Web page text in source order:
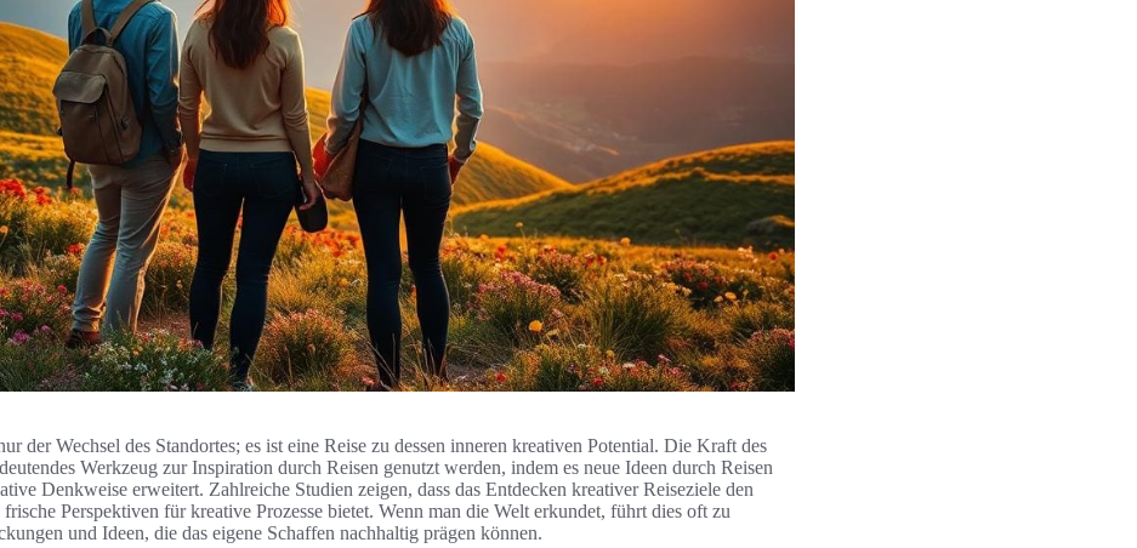
der Wechsel des Standortes; es ist eine Reise zu dessen inneren kreativen Potential. Die Kraft des
Werkzeug zur Inspiration durch Reisen genutzt werden, indem es neue Ideen durch Reisen
Denkweise erweitert. Zahlreiche Studien zeigen, dass das Entdecken kreativer Reiseziele den
Perspektiven für kreative Prozesse bietet. Wenn man die Welt erkundet, führt dies oft zu
und Ideen, die das eigene Schaffen nachhaltig prägen können.